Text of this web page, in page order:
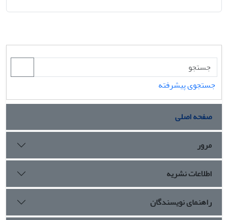
جستجوی پیشرفته
صفحه اصلی
مرور
اطلاعات نشریه
راهنمای نویسندگان